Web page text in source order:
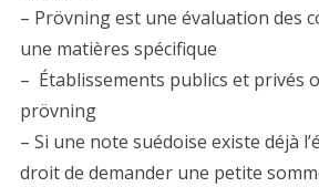
– Prövning est une évaluation des
une matières spécifique
– Établissements publics et privés
prövning
– Si une note suédoise existe déjà
droit de demander une petite